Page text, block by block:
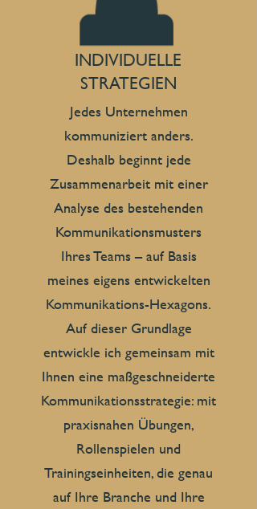
Jedes Unternehmen
kommuniziert anders.
Deshalb beginnt jede
Zusammenarbeit mit einer
Analyse des bestehenden
Kommunikationsmusters
Ihres Teams – auf Basis
meines eigens entwickelten
Kommunikations-Hexagons.
Auf dieser Grundlage
entwickle ich gemeinsam mit
Ihnen eine maßgeschneiderte
Kommunikationsstrategie: mit
praxisnahen Übungen,
Rollenspielen und
Trainingseinheiten, die genau
auf Ihre Branche und Ihre
INDIVIDUELLE
STRATEGIEN